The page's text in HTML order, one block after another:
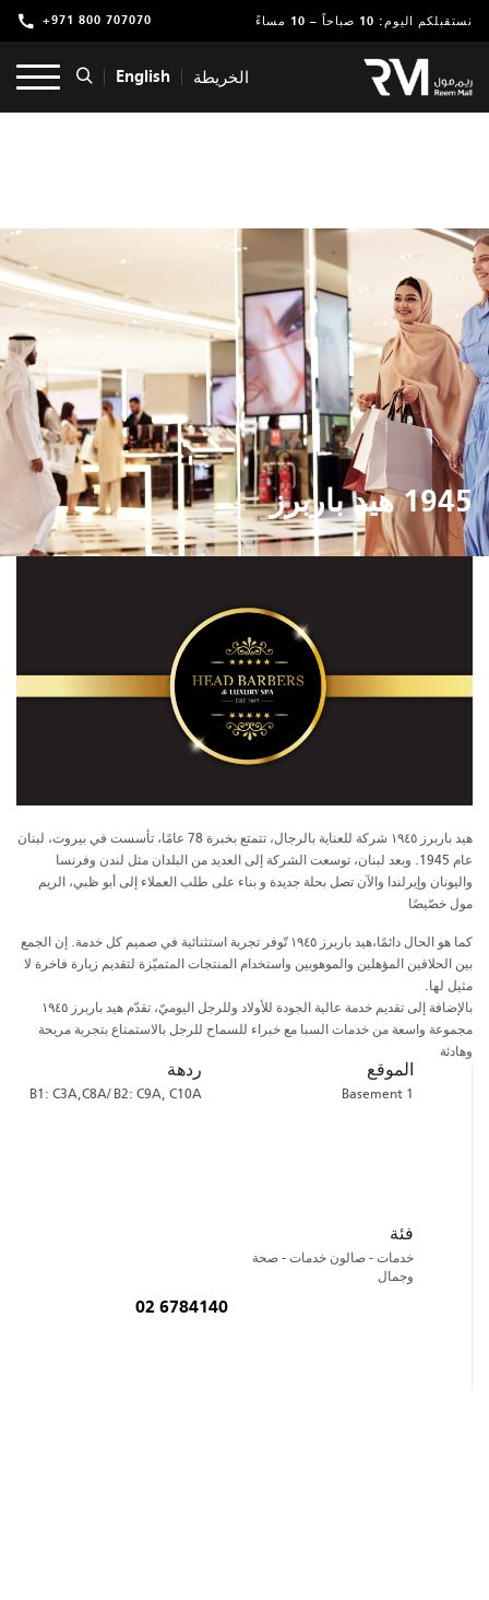
نستقبلكم اليوم: 10 صباحاً – 10 مساءً +971 800 707070 تسوق
ترفيه
خدمات
موقعنا
التأجير
الخريطة English
1945 هيد باربرز
هيد باربرز ١٩٤٥ شركة للعناية بالرجال، تتمتع بخبرة 78 عامًا، تأسست في بيروت، لبنان
عام 1945. وبعد لبنان، توسعت الشركة إلى العديد من البلدان مثل لندن وفرنسا
واليونان وإيرلندا والآن تصل بحلة جديدة و بناء على طلب العملاء إلى أبو ظبي، الريم
مول خصّيصًا
كما هو الحال دائمًا،هيد باربرز ١٩٤٥ تّوفر تجربة استثنائية في صميم كل خدمة. إن الجمع
بين الحلاقين المؤهلين والموهوبين واستخدام المنتجات المتميّزة لتقديم زيارة فاخرة لا
مثيل لها.
بالإضافة إلى تقديم خدمة عالية الجودة للأولاد وللرجل اليوميّ، تقدّم هيد باربرز ١٩٤٥
مجموعة واسعة من خدمات السبا مع خبراء للسماح للرجل بالاستمتاع بتجربة مريحة
وهادئة
الموقع
Basement 1
ردهة
B1: C3A,C8A/ B2: C9A, C10A
فئة
خدمات - صالون خدمات - صحة
وجمال
02 6784140